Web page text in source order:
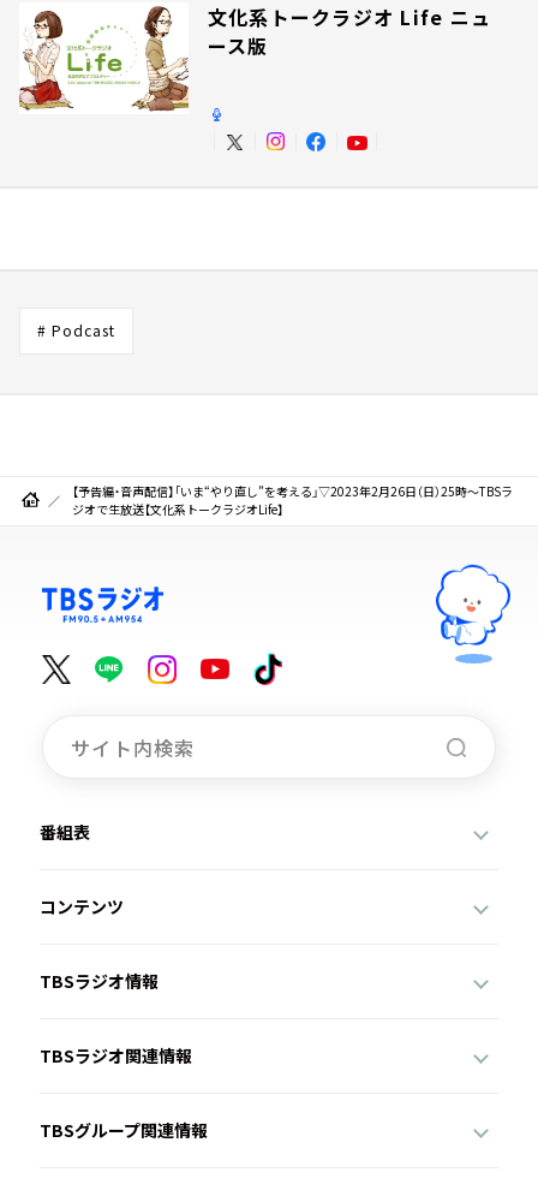
文化系トークラジオ Life ニュ
ース版
# Podcast
【予告編・音声配信】「いま“やり直し”を考える」▽2023年2月26日（日）25時～TBSラ
ジオで生放送【文化系トークラジオLife】
番組表
コンテンツ
TBSラジオ情報
TBSラジオ関連情報
TBSグループ関連情報